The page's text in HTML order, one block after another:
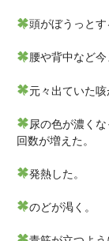
頭がぼうっとす
腰や背中など
元々出ていた咳
尿の色が濃く
回数が増えた。
発熱した。
のどが渇く。